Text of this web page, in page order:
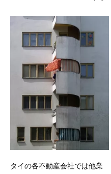
タイの各不動産会社では他業